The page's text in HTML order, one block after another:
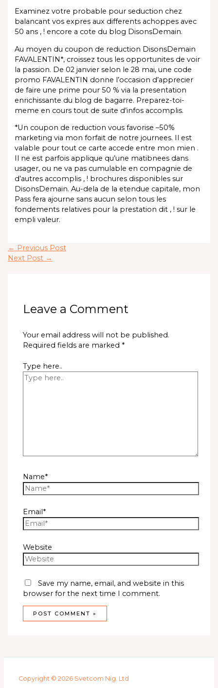
Examinez votre probable pour seduction chez
balancant vos expres aux differents achoppes avec
50 ans , ! encore a cote du blog DisonsDemain.
Au moyen du coupon de reduction DisonsDemain
FAVALENTIN*, croissez tous les opportunites de voir
la passion. De 02 janvier selon le 28 mai, une code
promo FAVALENTIN donne l’occasion d’apprecier
de faire une prime pour 50 % via la presentation
enrichissante du blog de bagarre. Preparez-toi-
meme en cours tout de suite d’infos accomplis.
*Un coupon de reduction vous favorise –50%
marketing via mon forfait de notre journees. Il est
valable pour tout ce carte accede entre mon mien .
Il ne est parfois applique qu’une matibnees dans
usager, ou ne va pas cumulable en compagnie de
d’autres accomplis , ! brochures disponibles sur
DisonsDemain. Au-dela de la etendue capitale, mon
Pass fera ajourne sans aucun selon tous les
fondements relatives pour la prestation dit , ! sur le
empli valeur.
← Previous Post
Next Post →
Leave a Comment
Your email address will not be published.
Required fields are marked *
Type here..
Name*
Email*
Website
Save my name, email, and website in this
browser for the next time I comment.
Copyright © 2026 Svetcom Nig. Ltd